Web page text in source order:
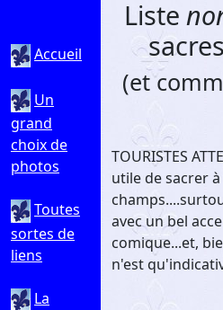
Accueil
Un
grand
choix de
photos
Toutes
sortes de
liens
La
Liste
(et
TOURISTES
utile de sacrer
avec un bel
comique...et,
n'est